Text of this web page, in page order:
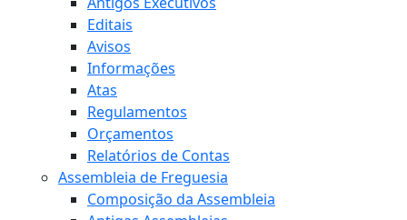
Editais
Avisos
Informações
Atas
Regulamentos
Orçamentos
Relatórios de Contas
Assembleia de Freguesia
Composição da Assembleia